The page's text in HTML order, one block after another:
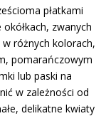
płatkami
zwanych
w różnych kolorach,
pomarańczowym
lub paski na
w zależności od
delikatne kwiaty